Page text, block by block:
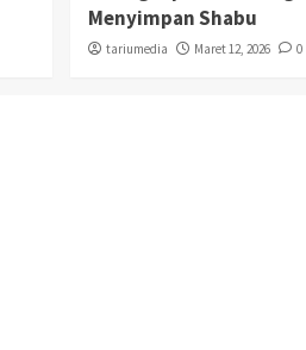
Menyimpan Shabu
tariumedia Maret 12, 2026 0